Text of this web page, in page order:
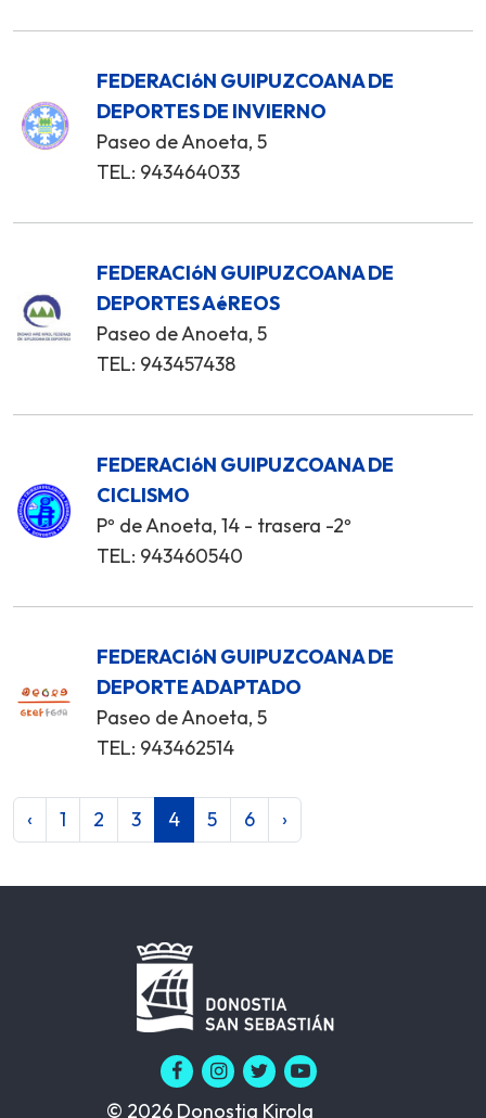
FEDERACIóN GUIPUZCOANA DE
DEPORTES DE INVIERNO
Paseo de Anoeta, 5
TEL: 943464033
FEDERACIóN GUIPUZCOANA DE
DEPORTES AéREOS
Paseo de Anoeta, 5
TEL: 943457438
FEDERACIóN GUIPUZCOANA DE
CICLISMO
Pº de Anoeta, 14 - trasera -2º
TEL: 943460540
FEDERACIóN GUIPUZCOANA DE
DEPORTE ADAPTADO
Paseo de Anoeta, 5
TEL: 943462514
‹ 1 2 3 4 5 6 ›
© 2026 Donostia Kirola